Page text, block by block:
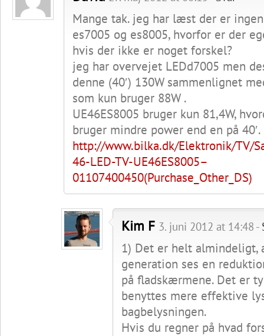
Mange tak. jeg har læst der er
es7005 og es8005, hvorfor er der
hvis der ikke er noget forskel?
jeg har overvejet LEDd7005 men
denne (40′) 130W sammenlignet
som kun bruger 88W .
UE46ES8005 bruger kun 81,4W,
bruger mindre power end en på 40′.
http://www.bilka.dk/Elektronik/TV/
46-LED-TV-UE46ES8005–
01107400450(Purchase_Other_DS)
Kim F 3. juni 2012 at 14:48 -
1) Det er helt almindeligt,
generation ses en
på fladskærmene. Det er
benyttes mere effektive
bagbelysningen.
Hvis du regner på hvad